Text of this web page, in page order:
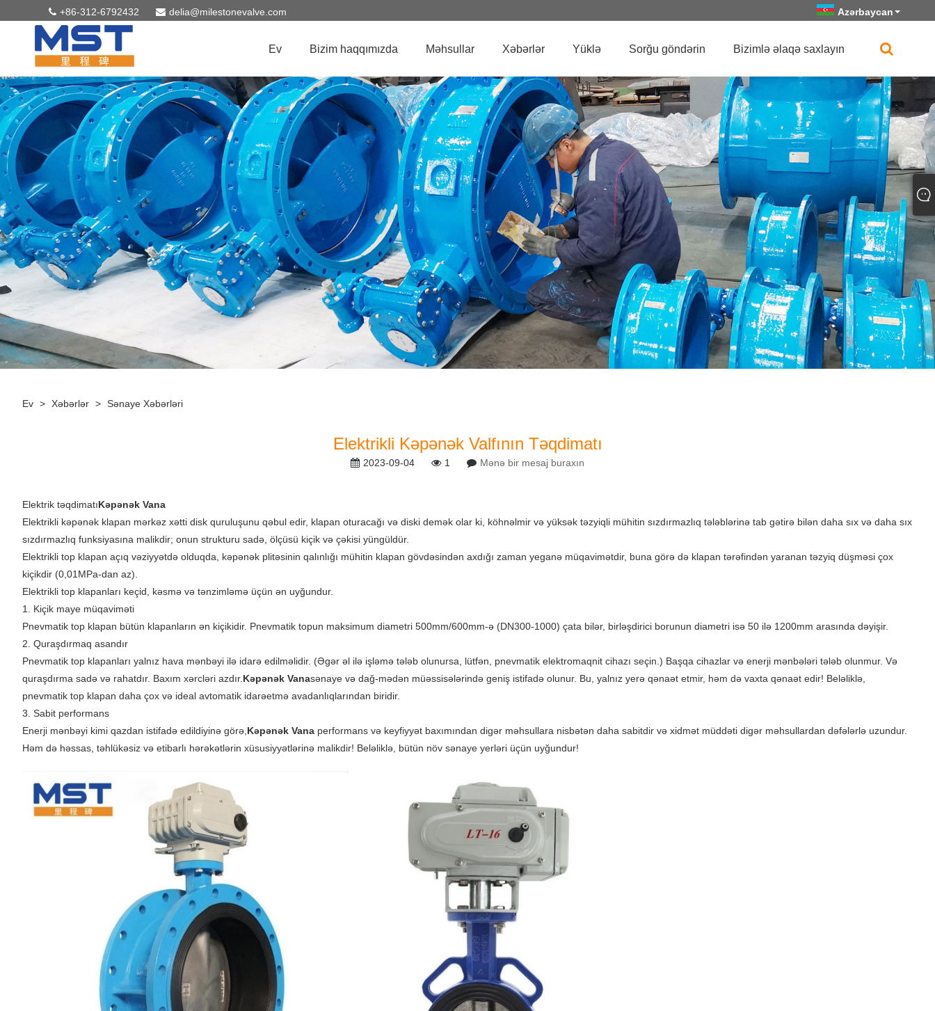
+86-312-6792432 delia@milestonevalve.com Azərbaycan
Ev Bizim haqqımızda Məhsullar Xəbərlər Yüklə Sorğu göndərin Bizimlə əlaqə saxlayın
Ev > Xəbərlər > Sənaye Xəbərləri
Elektrikli Kəpənək Valfının Təqdimatı
2023-09-04 1 Mənə bir mesaj buraxın
Elektrik təqdimatıKəpənək Vana
Elektrikli kəpənək klapan mərkəz xətti disk quruluşunu qəbul edir, klapan oturacağı və diski demək olar ki, köhnəlmir və yüksək təzyiqli mühitin sızdırmazlıq tələblərinə tab gətirə bilən daha sıx və daha sıx
sızdırmazlıq funksiyasına malikdir; onun strukturu sadə, ölçüsü kiçik və çəkisi yüngüldür.
Elektrikli top klapan açıq vəziyyətdə olduqda, kəpənək plitəsinin qalınlığı mühitin klapan gövdəsindən axdığı zaman yeganə müqavimətdir, buna görə də klapan tərəfindən yaranan təzyiq düşməsi çox
kiçikdir (0,01MPa-dan az).
Elektrikli top klapanları keçid, kəsmə və tənzimləmə üçün ən uyğundur.
1. Kiçik maye müqaviməti
Pnevmatik top klapan bütün klapanların ən kiçikidir. Pnevmatik topun maksimum diametri 500mm/600mm-ə (DN300-1000) çata bilər, birləşdirici borunun diametri isə 50 ilə 1200mm arasında dəyişir.
2. Quraşdırmaq asandır
Pnevmatik top klapanları yalnız hava mənbəyi ilə idarə edilməlidir. (Əgər əl ilə işləmə tələb olunursa, lütfən, pnevmatik elektromaqnit cihazı seçin.) Başqa cihazlar və enerji mənbələri tələb olunmur. Və
quraşdırma sadə və rahatdır. Baxım xərcləri azdır. Kəpənək Vanasənaye və dağ-mədən müəssisələrində geniş istifadə olunur. Bu, yalnız yerə qənaət etmir, həm də vaxta qənaət edir! Beləliklə,
pnevmatik top klapan daha çox və ideal avtomatik idarəetmə avadanlıqlarından biridir.
3. Sabit performans
Enerji mənbəyi kimi qazdan istifadə edildiyinə görə, Kəpənək Vana performans və keyfiyyət baxımından digər məhsullara nisbətən daha sabitdir və xidmət müddəti digər məhsullardan dəfələrlə uzundur.
Həm də həssas, təhlükəsiz və etibarlı hərəkətlərin xüsusiyyətlərinə malikdir! Beləliklə, bütün növ sənaye yerləri üçün uyğundur!